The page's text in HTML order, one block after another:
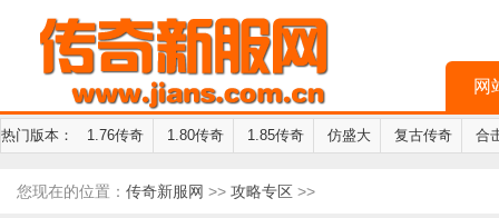
网
热门版本： 1.76传奇 1.80传奇 1.85传奇 仿盛大 复古传奇 合
您现在的位置： 传奇新服网 >> 攻略专区 >>